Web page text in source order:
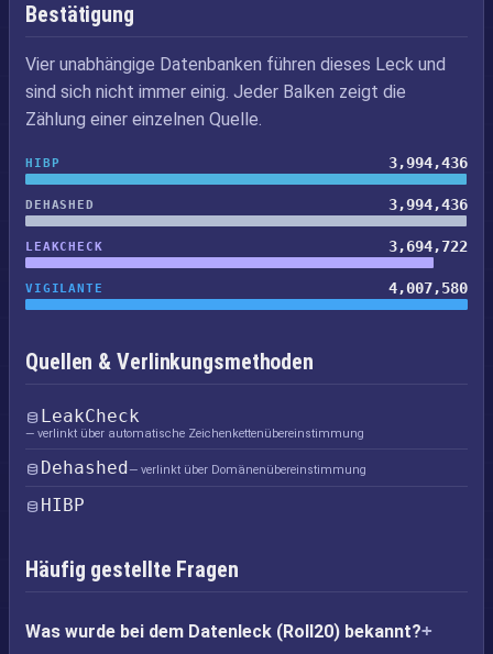
Bestätigung
Vier unabhängige Datenbanken führen dieses Leck und
sind sich nicht immer einig. Jeder Balken zeigt die
Zählung einer einzelnen Quelle.
HIBP 3,994,436
DEHASHED 3,994,436
LEAKCHECK 3,694,722
VIGILANTE 4,007,580
Quellen & Verlinkungsmethoden
LeakCheck
— verlinkt über automatische Zeichenkettenübereinstimmung
Dehashed— verlinkt über Domänenübereinstimmung
HIBP
Häufig gestellte Fragen
Was wurde bei dem Datenleck (Roll20) bekannt?